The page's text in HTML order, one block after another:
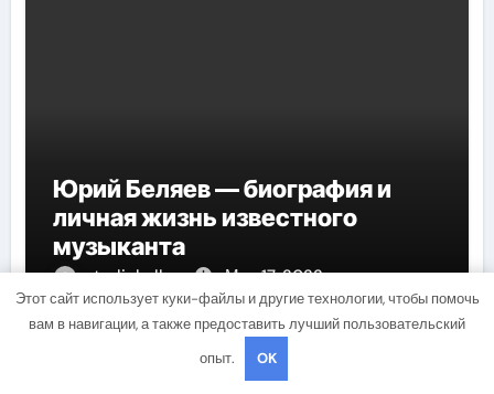
Юрий Беляев — биография и
личная жизнь известного
музыканта
studiohallo_ Мар 17, 2022
Этот сайт использует куки-файлы и другие технологии, чтобы помочь
вам в навигации, а также предоставить лучший пользовательский
опыт.
OK